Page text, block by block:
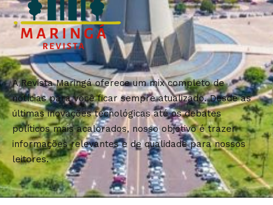
A Revista Maringá oferece um mix completo de
notícias para você ficar sempre atualizado. Desde as
últimas inovações tecnológicas até os debates
políticos mais acalorados, nosso objetivo é trazer
informações relevantes e de qualidade para nossos
leitores.